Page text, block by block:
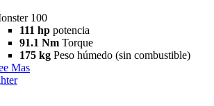
100
111 hp potencia
91.1 Nm Torque
175 kg Peso húmedo (sin combustible)
Mas